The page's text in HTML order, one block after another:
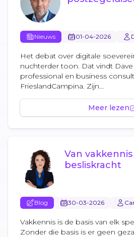
Nieuws 01-04-2026
Het debat over digitale
nuchterder toon. Dat vindt Dave
professional en business
FrieslandCampina. Zijn...
Meer lezen
Van
besliskracht
Blog 30-03-2026
Vakkennis is de basis van elk
Zonder die basis is er geen